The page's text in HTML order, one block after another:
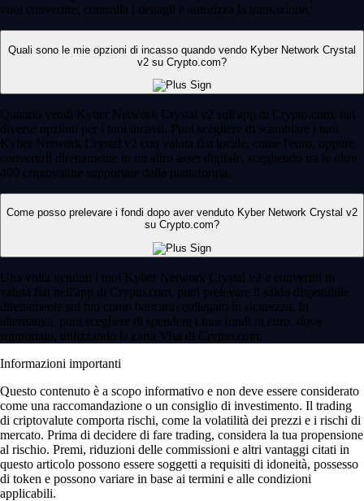
vuoi convertire, controlla i dettagli e autorizza la transazione.
Quali sono le mie opzioni di incasso quando vendo Kyber Network Crystal
v2 su Crypto.com?
Quando vendi Kyber Network Crystal v2 sull'app di Crypto.com, hai
diverse opzioni per i tuoi incassi. Puoi scegliere di scambiare i tuoi
Kyber Network Crystal v2 con valuta fiat locale, come l'euro, oppure
convertirli direttamente in un altro asset digitale, scegliendo tra le oltre
400 criptovalute supportate dalla piattaforma.
Come posso prelevare i fondi dopo aver venduto Kyber Network Crystal v2
su Crypto.com?
Una volta venduti i tuoi Kyber Network Crystal v2 e convertiti in
valuta fiat nell'app di Crypto.com, puoi prelevare il saldo disponibile
direttamente sul tuo conto bancario collegato in sicurezza. In
alternativa, puoi scegliere di spendere i tuoi fondi in euro, dove
supportato, utilizzando la carta Visa di Crypto.com.
Informazioni importanti
Questo contenuto è a scopo informativo e non deve essere considerato
come una raccomandazione o un consiglio di investimento. Il trading
di criptovalute comporta rischi, come la volatilità dei prezzi e i rischi di
mercato. Prima di decidere di fare trading, considera la tua propensione
al rischio. Premi, riduzioni delle commissioni e altri vantaggi citati in
questo articolo possono essere soggetti a requisiti di idoneità, possesso
di token e possono variare in base ai termini e alle condizioni
applicabili.